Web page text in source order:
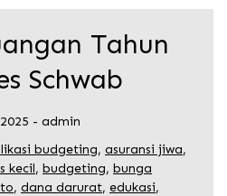
Tahun
Schwab
- admin
budgeting, asuransi jiwa,
kecil, budgeting, bunga
, dana darurat, edukasi,